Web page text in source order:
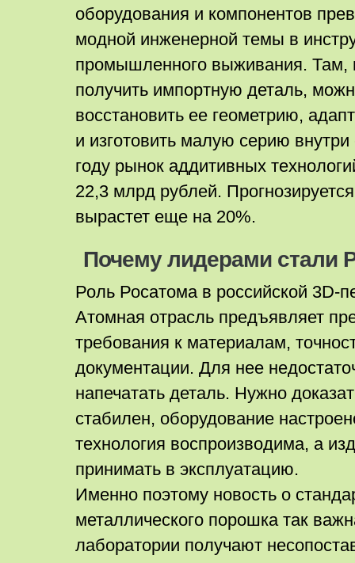
оборудования и компонентов
модной инженерной темы в
промышленного выживания. Там,
получить импортную деталь,
восстановить ее геометрию,
и изготовить малую серию
году рынок аддитивных
22,3 млрд рублей.
вырастет еще на 20%.
Почему лидерами стали
Роль Росатома в российской 3D-
Атомная отрасль предъявляет
требования к материалам,
документации. Для нее
напечатать деталь. Нужно
стабилен, оборудование
технология воспроизводима, а
принимать в эксплуатацию.
Именно поэтому новость о
металлического порошка так
лаборатории получают